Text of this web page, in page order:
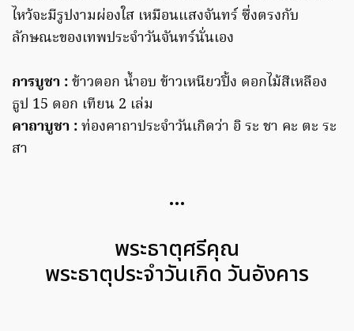
ไหว้จะมีรูปงามผ่องใส เหมือนแสงจันทร์ ซึ่งตรงกับ
ลักษณะของเทพประจำวันจันทร์นั่นเอง
การบูชา :ข้าวตอก น้ำอบ ข้าวเหนียวปิ้ง ดอกไม้สีเหลือง
ธูป 15 ดอก เทียน 2 เล่ม
คาถาบูชา :ท่องคาถาประจำวันเกิดว่า อิ ระ ชา คะ ตะ ระ
สา
…
พระธาตุศรีคุณ
พระธาตุประจำวันเกิด วันอังคาร